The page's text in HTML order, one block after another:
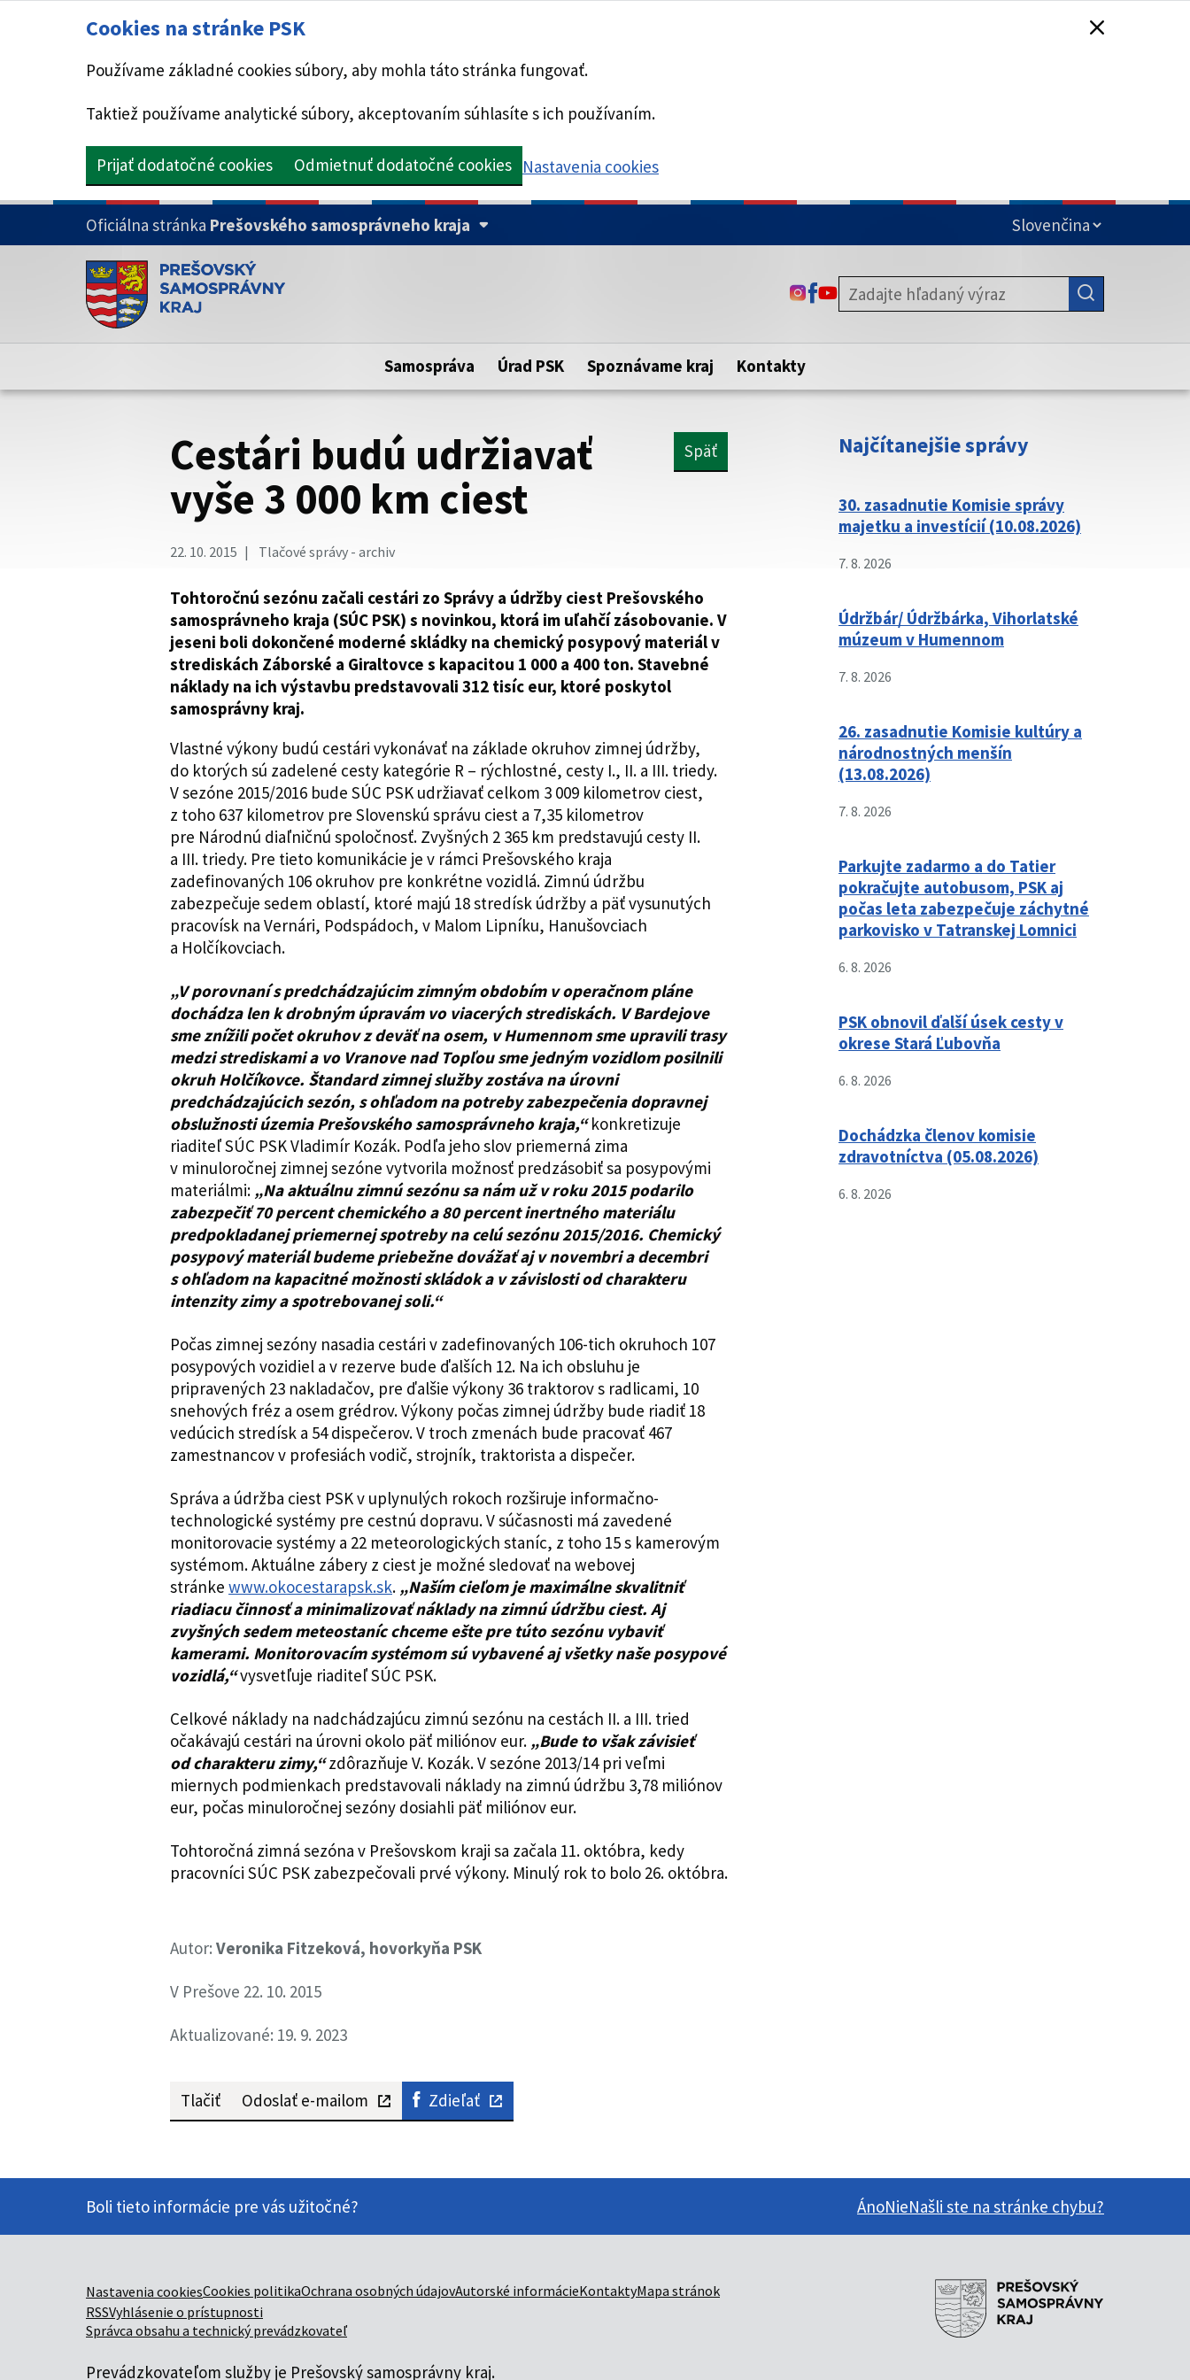
Cookies na stránke PSK
Používame základné cookies súbory, aby mohla táto stránka fungovať.
Taktiež používame analytické súbory, akceptovaním súhlasíte s ich používaním.
Prijať dodatočné cookies Odmietnuť dodatočné cookies Nastavenia cookies
PRESKOČIŤ NA HLAVNÝ OBSAH
Oficiálna stránka Prešovského samosprávneho kraja
Doména psk.sk je oficiálna
Toto je oficiálna webová stránka Prešovského samosprávneho kraja.
Táto stránka je zabezpečená
zabezpečenú webovú stránku. Zabezpečená stránka vždy začína
https:// pred názvom domény webového sídla.
ODKAZ SA OTVORÍ NA NOVEJ KARTE
ODKAZ SA OTVORÍ NA NOVEJ KARTE
ODKAZ SA OTVORÍ NA NOVEJ KARTE
Samospráva Úrad PSK Spoznávame kraj Kontakty
Cestári budú udržiavať
vyše 3 000 km ciest
Späť
22. 10. 2015 Tlačové správy - archiv
Tohtoročnú sezónu začali cestári zo Správy a údržby ciest Prešovského
samosprávneho kraja (SÚC PSK) s novinkou, ktorá im uľahčí zásobovanie. V
jeseni boli dokončené moderné skládky na chemický posypový materiál v
strediskách Záborské a Giraltovce s kapacitou 1 000 a 400 ton. Stavebné
náklady na ich výstavbu predstavovali 312 tisíc eur, ktoré poskytol
samosprávny kraj.
Vlastné výkony budú cestári vykonávať na základe okruhov zimnej údržby,
do ktorých sú zadelené cesty kategórie R – rýchlostné, cesty I., II. a III. triedy.
V sezóne 2015/2016 bude SÚC PSK udržiavať celkom 3 009 kilometrov ciest,
z toho 637 kilometrov pre Slovenskú správu ciest a 7,35 kilometrov
pre Národnú diaľničnú spoločnosť. Zvyšných 2 365 km predstavujú cesty II.
a III. triedy. Pre tieto komunikácie je v rámci Prešovského kraja
zadefinovaných 106 okruhov pre konkrétne vozidlá. Zimnú údržbu
zabezpečuje sedem oblastí, ktoré majú 18 stredísk údržby a päť vysunutých
pracovísk na Vernári, Podspádoch, v Malom Lipníku, Hanušovciach
a Holčíkovciach.
„V porovnaní s predchádzajúcim zimným obdobím v operačnom pláne
dochádza len k drobným úpravám vo viacerých strediskách. V Bardejove
sme znížili počet okruhov z deväť na osem, v Humennom sme upravili trasy
medzi strediskami a vo Vranove nad Topľou sme jedným vozidlom posilnili
okruh Holčíkovce. Štandard zimnej služby zostáva na úrovni
predchádzajúcich sezón, s ohľadom na potreby zabezpečenia dopravnej
obslužnosti územia Prešovského samosprávneho kraja,“konkretizuje
riaditeľ SÚC PSK Vladimír Kozák. Podľa jeho slov priemerná zima
v minuloročnej zimnej sezóne vytvorila možnosť predzásobiť sa posypovými
materiálmi: „Na aktuálnu zimnú sezónu sa nám už v roku 2015 podarilo
zabezpečiť 70 percent chemického a 80 percent inertného materiálu
predpokladanej priemernej spotreby na celú sezónu 2015/2016. Chemický
posypový materiál budeme priebežne dovážať aj v novembri a decembri
s ohľadom na kapacitné možnosti skládok a v závislosti od charakteru
intenzity zimy a spotrebovanej soli.“
Počas zimnej sezóny nasadia cestári v zadefinovaných 106-tich okruhoch 107
posypových vozidiel a v rezerve bude ďalších 12. Na ich obsluhu je
pripravených 23 nakladačov, pre ďalšie výkony 36 traktorov s radlicami, 10
snehových fréz a osem grédrov. Výkony počas zimnej údržby bude riadiť 18
vedúcich stredísk a 54 dispečerov. V troch zmenách bude pracovať 467
zamestnancov v profesiách vodič, strojník, traktorista a dispečer.
Správa a údržba ciest PSK v uplynulých rokoch rozširuje informačno-
technologické systémy pre cestnú dopravu. V súčasnosti má zavedené
monitorovacie systémy a 22 meteorologických staníc, z toho 15 s kamerovým
systémom. Aktuálne zábery z ciest je možné sledovať na webovej
stránke www.okocestarapsk.sk. „Naším cieľom je maximálne skvalitniť
riadiacu činnosť a minimalizovať náklady na zimnú údržbu ciest. Aj
zvyšných sedem meteostaníc chceme ešte pre túto sezónu vybaviť
kamerami. Monitorovacím systémom sú vybavené aj všetky naše posypové
vozidlá,“vysvetľuje riaditeľ SÚC PSK.
Celkové náklady na nadchádzajúcu zimnú sezónu na cestách II. a III. tried
očakávajú cestári na úrovni okolo päť miliónov eur. „Bude to však závisieť
od charakteru zimy,“zdôrazňuje V. Kozák. V sezóne 2013/14 pri veľmi
miernych podmienkach predstavovali náklady na zimnú údržbu 3,78 miliónov
eur, počas minuloročnej sezóny dosiahli päť miliónov eur.
Tohtoročná zimná sezóna v Prešovskom kraji sa začala 11. októbra, kedy
pracovníci SÚC PSK zabezpečovali prvé výkony. Minulý rok to bolo 26. októbra.
Autor: Veronika Fitzeková, hovorkyňa PSK
V Prešove 22. 10. 2015
Aktualizované: 19. 9. 2023
Tlačiť Odoslať e-mailom Zdieľať
Najčítanejšie správy
30. zasadnutie Komisie správy
majetku a investícií (10.08.2026)
7. 8. 2026
Údržbár/ Údržbárka, Vihorlatské
múzeum v Humennom
7. 8. 2026
26. zasadnutie Komisie kultúry a
národnostných menšín
(13.08.2026)
7. 8. 2026
Parkujte zadarmo a do Tatier
pokračujte autobusom, PSK aj
počas leta zabezpečuje záchytné
parkovisko v Tatranskej Lomnici
6. 8. 2026
PSK obnovil ďalší úsek cesty v
okrese Stará Ľubovňa
6. 8. 2026
Dochádzka členov komisie
zdravotníctva (05.08.2026)
6. 8. 2026
Boli tieto informácie pre vás užitočné? ÁnoNieNašli ste na stránke chybu?
Nastavenia cookiesCookies politikaOchrana osobných údajovAutorské informácieKontaktyMapa stránok
RSSVyhlásenie o prístupnosti
Správca obsahu a technický prevádzkovateľ
Prevádzkovateľom služby je Prešovský samosprávny kraj.